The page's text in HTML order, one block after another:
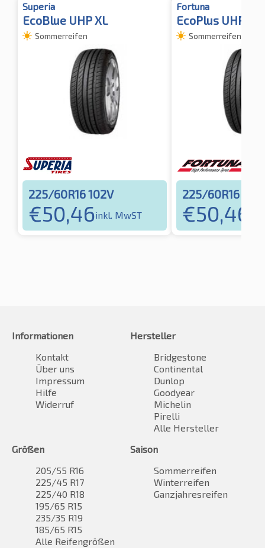
Superia
EcoBlue UHP XL
Sommerreifen
225/60R16 102V
€50,46inkl. MwST
Fortuna
EcoPlus UHP XL
Sommerreifen
225/60R16
€50,46
Informationen
Kontakt
Über uns
Impressum
Hilfe
Widerruf
Hersteller
Bridgestone
Continental
Dunlop
Goodyear
Michelin
Pirelli
Alle Hersteller
Größen
205/55 R16
225/45 R17
225/40 R18
195/65 R15
235/35 R19
185/65 R15
Alle Reifengrößen
Saison
Sommerreifen
Winterreifen
Ganzjahresreifen